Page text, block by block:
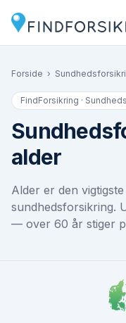
Forside ›
FindForsikring ·
alder
Alder er den
sundhedsforsikring.
— over 60 år stiger